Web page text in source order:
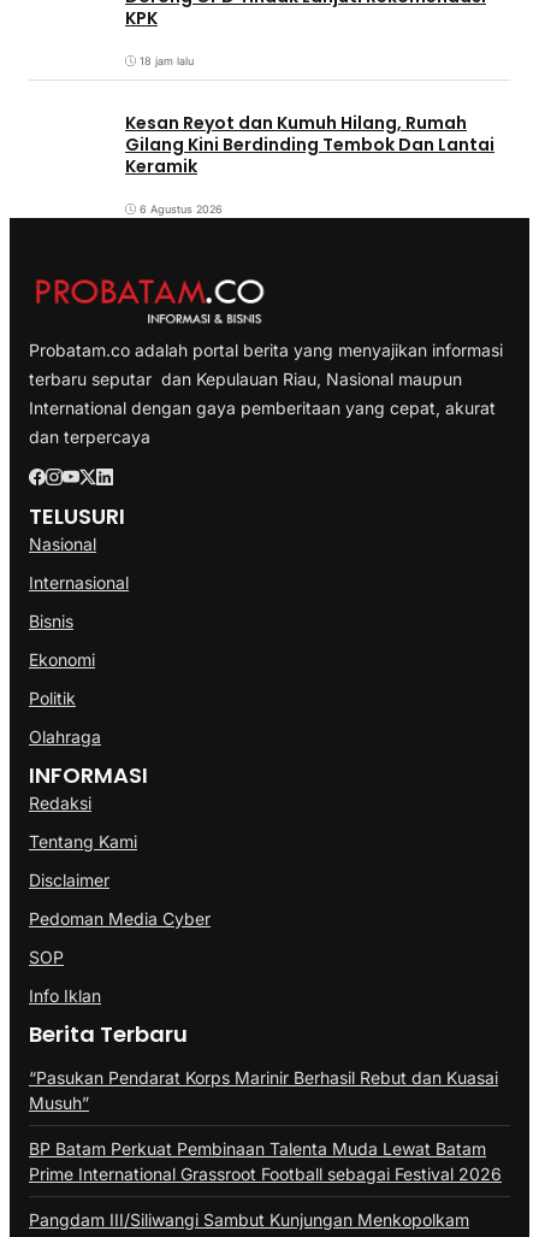
KPK
18 jam lalu
Kesan Reyot dan Kumuh Hilang, Rumah
Gilang Kini Berdinding Tembok Dan Lantai
Keramik
6 Agustus 2026
Probatam.co adalah portal berita yang menyajikan informasi
terbaru seputar dan Kepulauan Riau, Nasional maupun
International dengan gaya pemberitaan yang cepat, akurat
dan terpercaya
TELUSURI
Nasional
Internasional
Bisnis
Ekonomi
Politik
Olahraga
INFORMASI
Redaksi
Tentang Kami
Disclaimer
Pedoman Media Cyber
SOP
Info Iklan
Berita Terbaru
“Pasukan Pendarat Korps Marinir Berhasil Rebut dan Kuasai
Musuh”
BP Batam Perkuat Pembinaan Talenta Muda Lewat Batam
Prime International Grassroot Football sebagai Festival 2026
Pangdam III/Siliwangi Sambut Kunjungan Menkopolkam